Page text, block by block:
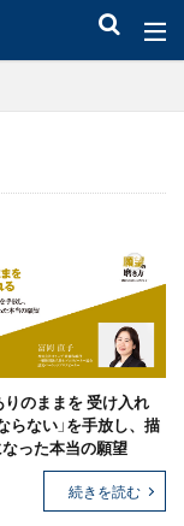
のままを 受け入れ
らない」を手放し、描
った本当の願望
続きを読む
事業戦略
青年会議所